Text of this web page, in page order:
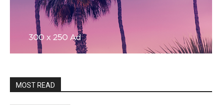
MOST READ